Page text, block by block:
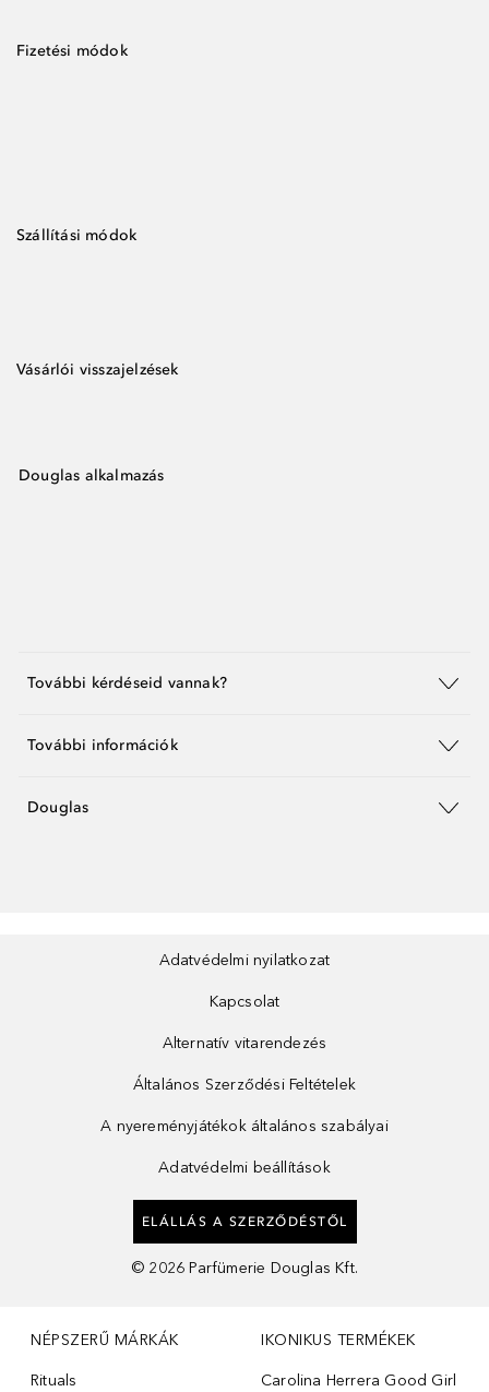
Fizetési módok
Szállítási módok
Vásárlói visszajelzések
Douglas alkalmazás
További kérdéseid vannak?
További információk
Douglas
Adatvédelmi nyilatkozat
Kapcsolat
Alternatív vitarendezés
Általános Szerződési Feltételek
A nyereményjátékok általános szabályai
Adatvédelmi beállítások
ELÁLLÁS A SZERZŐDÉSTŐL
© 2026 Parfümerie Douglas Kft.
NÉPSZERŰ MÁRKÁK
Rituals
IKONIKUS TERMÉKEK
Carolina Herrera Good Girl